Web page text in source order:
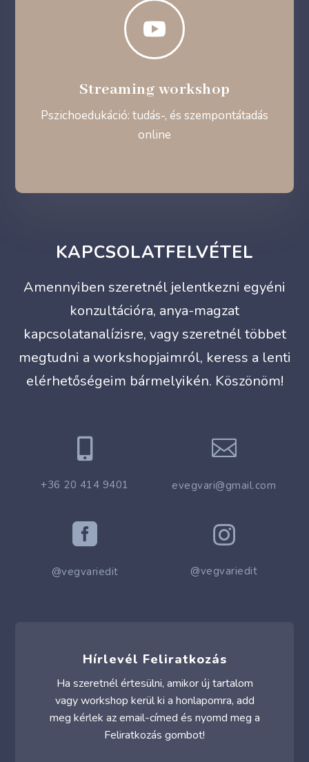

Streaming workshop
Pszichoedukáció: tudás-, és szempontátadás
online
KAPCSOLATFELVÉTEL
Amennyiben szeretnél jelentkezni egyéni
konzultációra, anya-magzat
kapcsolatanalízisre, vagy szeretnél többet
megtudni a workshopjaimról, keress a lenti
elérhetőségeim bármelyikén. Köszönöm!

+36 20 414 9401

evegvari@gmail.com

@vegvariedit

@vegvariedit
Hírlevél Feliratkozás
Ha szeretnél értesülni, amikor új tartalom
vagy workshop kerül ki a honlapomra, add
meg kérlek az email-címed és nyomd meg a
Feliratkozás gombot!